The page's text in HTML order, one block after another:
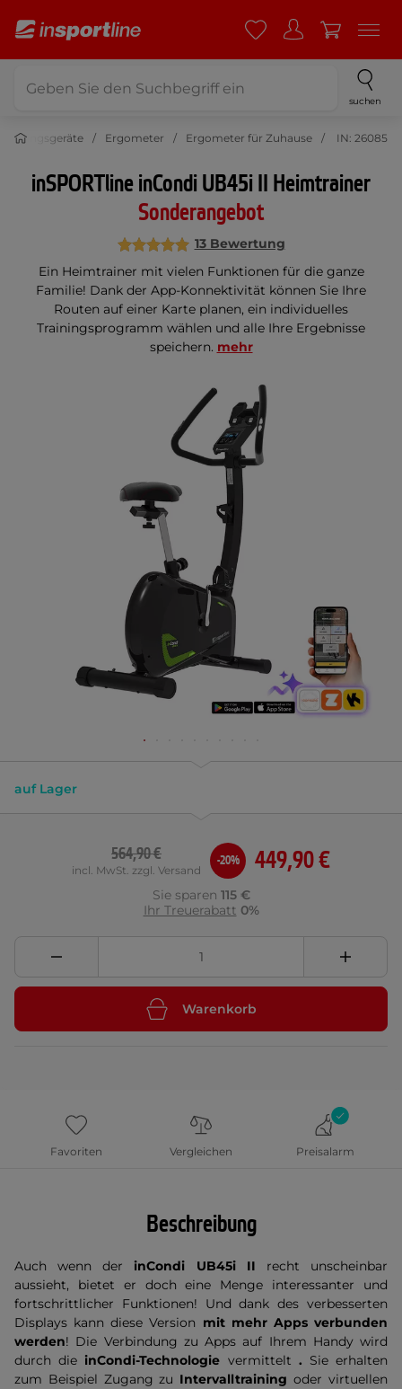
suchen
Trainingsgeräte Ergometer Ergometer für Zuhause IN: 26085
inSPORTline inCondi UB45i II Heimtrainer
Sonderangebot
13 Bewertung
Ein Heimtrainer mit vielen Funktionen für die ganze
Familie! Dank der App-Konnektivität können Sie Ihre
Routen auf einer Karte planen, ein individuelles
Trainingsprogramm wählen und alle Ihre Ergebnisse
speichern. mehr
auf Lager
449,90 €
564,90 €
incl. MwSt. zzgl. Versand
-20%
Sie sparen 115 €
Ihr Treuerabatt 0%
Warenkorb
Favoriten Vergleichen Preisalarm
Beschreibung
Auch wenn der inCondi UB45i II recht unscheinbar
aussieht, bietet er doch eine Menge interessanter und
fortschrittlicher Funktionen! Und dank des verbesserten
Displays kann diese Version mit mehr Apps verbunden
werden! Die Verbindung zu Apps auf Ihrem Handy wird
durch die inCondi-Technologie vermittelt . Sie erhalten
zum Beispiel Zugang zu Intervalltraining oder virtuellen